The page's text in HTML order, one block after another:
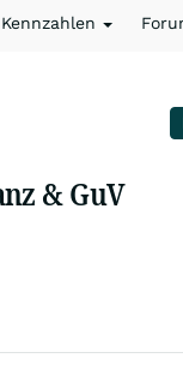
Kennzahlen
& GuV